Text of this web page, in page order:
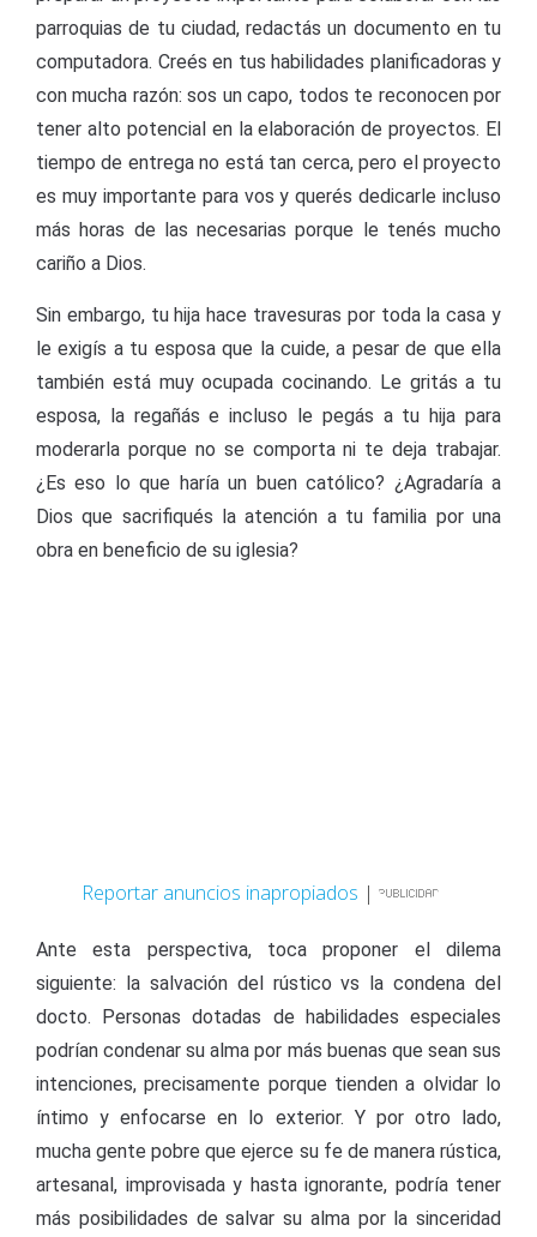
parroquias de tu ciudad, redactás un documento en tu
computadora. Creés en tus habilidades planificadoras y
con mucha razón: sos un capo, todos te reconocen por
tener alto potencial en la elaboración de proyectos. El
tiempo de entrega no está tan cerca, pero el proyecto
es muy importante para vos y querés dedicarle incluso
más horas de las necesarias porque le tenés mucho
cariño a Dios.
Sin embargo, tu hija hace travesuras por toda la casa y
le exigís a tu esposa que la cuide, a pesar de que ella
también está muy ocupada cocinando. Le gritás a tu
esposa, la regañás e incluso le pegás a tu hija para
moderarla porque no se comporta ni te deja trabajar.
¿Es eso lo que haría un buen católico? ¿Agradaría a
Dios que sacrifiqués la atención a tu familia por una
obra en beneficio de su iglesia?
Reportar anuncios inapropiados |
Ante esta perspectiva, toca proponer el dilema
siguiente: la salvación del rústico vs la condena del
docto. Personas dotadas de habilidades especiales
podrían condenar su alma por más buenas que sean sus
intenciones, precisamente porque tienden a olvidar lo
íntimo y enfocarse en lo exterior. Y por otro lado,
mucha gente pobre que ejerce su fe de manera rústica,
artesanal, improvisada y hasta ignorante, podría tener
más posibilidades de salvar su alma por la sinceridad